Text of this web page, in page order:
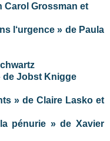
Carol Grossman et
l‘urgence » de Paula
de Jobst Knigge
» de Claire Lasko et
pénurie » de Xavier